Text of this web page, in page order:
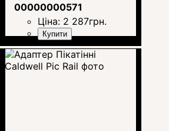
00000000571
Ціна: 2 287грн.
Купити